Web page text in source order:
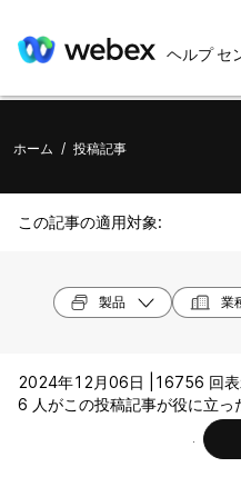
ヘルプ セ
ホーム / 投稿記事
この記事の適用対象:
製品 業
2024年12月06日 |
16756 回表
6 人がこの投稿記事が役に立っ